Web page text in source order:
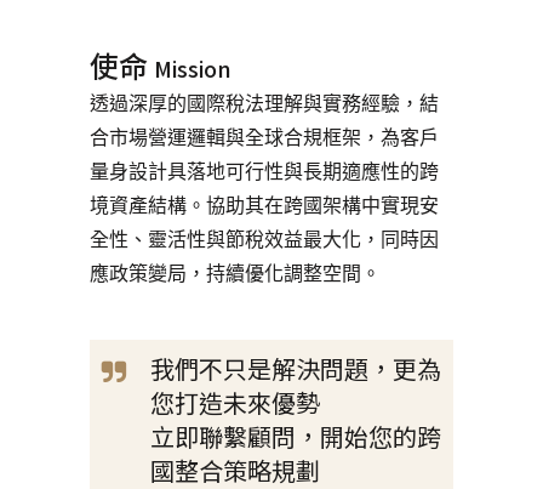
使命 Mission
透過深厚的國際稅法理解與實務經驗，結
合市場營運邏輯與全球合規框架，為客戶
量身設計具落地可行性與長期適應性的跨
境資產結構。協助其在跨國架構中實現安
全性、靈活性與節稅效益最大化，同時因
應政策變局，持續優化調整空間。
我們不只是解決問題，更為
您打造未來優勢
立即聯繫顧問，開始您的跨
國整合策略規劃